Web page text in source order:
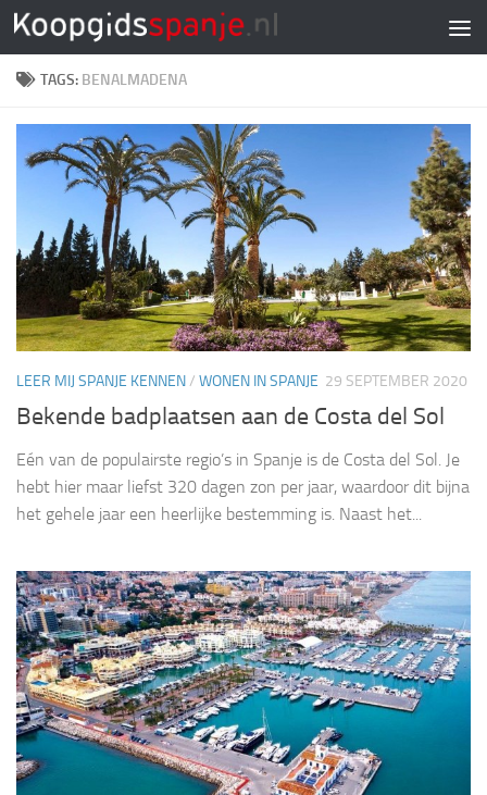
Doorgaan naar inhoud
TAGS: BENALMADENA
LEER MIJ SPANJE KENNEN/ WONEN IN SPANJE 29 SEPTEMBER 2020
Bekende badplaatsen aan de Costa del Sol
Eén van de populairste regio’s in Spanje is de Costa del Sol. Je
hebt hier maar liefst 320 dagen zon per jaar, waardoor dit bijna
het gehele jaar een heerlijke bestemming is. Naast het...